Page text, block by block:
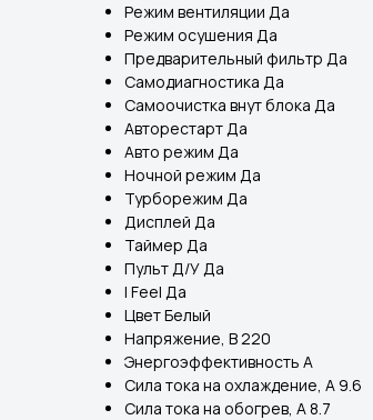
Режим вентиляции Да
Режим осушения Да
Предварительный фильтр Да
Самодиагностика Да
Самоочистка внут блока Да
Авторестарт Да
Авто режим Да
Ночной режим Да
Турборежим Да
Дисплей Да
Таймер Да
Пульт Д/У Да
I Feel Да
Цвет Белый
Напряжение, В 220
Энергоэффективность A
Сила тока на охлаждение, А 9.6
Сила тока на обогрев, А 8.7